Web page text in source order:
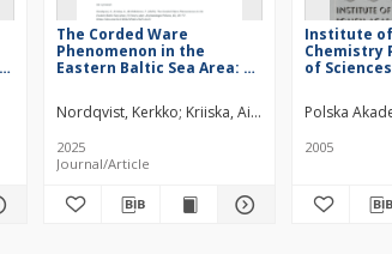
The Corded Ware
Phenomenon in the
Eastern Baltic Sea Area: 15
Nordqvist, Kerkko Kriiska, Aivar Mökkönen,
2025
Journal/Article
Institute
Chemistry
of Sciences
Polska
2005